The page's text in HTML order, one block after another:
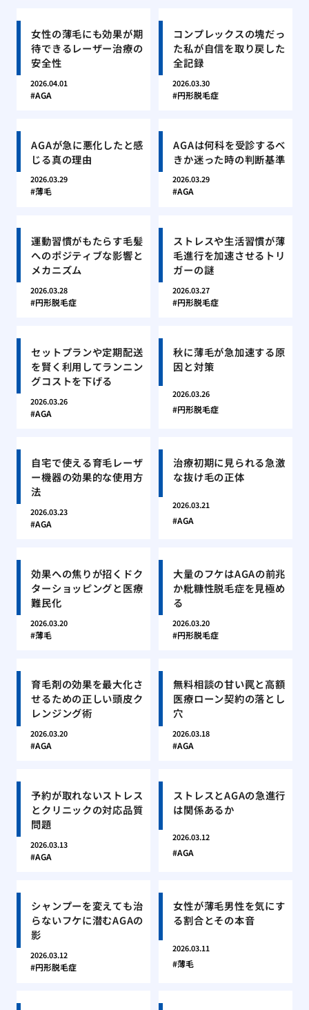
女性の薄毛にも効果が期
待できるレーザー治療の
安全性
2026.04.01
AGA
コンプレックスの塊だっ
た私が自信を取り戻した
全記録
2026.03.30
円形脱毛症
AGAが急に悪化したと感
じる真の理由
2026.03.29
薄毛
AGAは何科を受診するべ
きか迷った時の判断基準
2026.03.29
AGA
運動習慣がもたらす毛髪
へのポジティブな影響と
メカニズム
2026.03.28
円形脱毛症
ストレスや生活習慣が薄
毛進行を加速させるトリ
ガーの謎
2026.03.27
円形脱毛症
セットプランや定期配送
を賢く利用してランニン
グコストを下げる
2026.03.26
AGA
秋に薄毛が急加速する原
因と対策
2026.03.26
円形脱毛症
自宅で使える育毛レーザ
ー機器の効果的な使用方
法
2026.03.23
AGA
治療初期に見られる急激
な抜け毛の正体
2026.03.21
AGA
効果への焦りが招くドク
ターショッピングと医療
難民化
2026.03.20
薄毛
大量のフケはAGAの前兆
か粃糠性脱毛症を見極め
る
2026.03.20
円形脱毛症
育毛剤の効果を最大化さ
せるための正しい頭皮ク
レンジング術
2026.03.20
AGA
無料相談の甘い罠と高額
医療ローン契約の落とし
穴
2026.03.18
AGA
予約が取れないストレス
とクリニックの対応品質
問題
2026.03.13
AGA
ストレスとAGAの急進行
は関係あるか
2026.03.12
AGA
シャンプーを変えても治
らないフケに潜むAGAの
影
2026.03.12
円形脱毛症
女性が薄毛男性を気にす
る割合とその本音
2026.03.11
薄毛